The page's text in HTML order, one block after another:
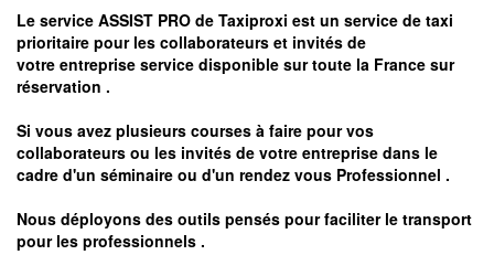
Le service ASSIST PRO de Taxiproxi est un service de taxi
prioritaire pour les collaborateurs et invités de
votre entreprise service disponible sur toute la France sur
réservation .
Si vous avez plusieurs courses à faire pour vos
collaborateurs ou les invités de votre entreprise dans le
cadre d'un séminaire ou d'un rendez vous Professionnel .
Nous déployons des outils pensés pour faciliter le transport
pour les professionnels .